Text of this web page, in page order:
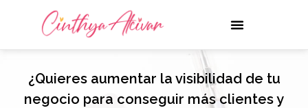
¿Quieres aumentar la visibilidad de tu
negocio para conseguir más clientes y